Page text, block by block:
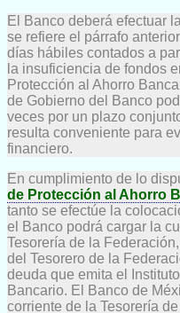
El Banco deberá efectuar
se refiere el párrafo
días hábiles contados a
la insuficiencia de fondos
Protección al Ahorro
de Gobierno del Banco
veces por un plazo
resulta conveniente para
financiero.
En cumplimiento de lo
de Protección al Ahorro
tanto se efectúe la
el Banco podrá cargar la
Tesorería de la
del Tesorero de la
deuda que emita el
Bancario. El Banco de
corriente de la Tesorería